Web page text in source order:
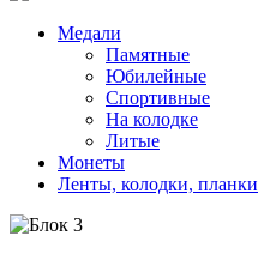
Медали
Памятные
Юбилейные
Спортивные
На колодке
Литые
Монеты
Ленты, колодки, планки